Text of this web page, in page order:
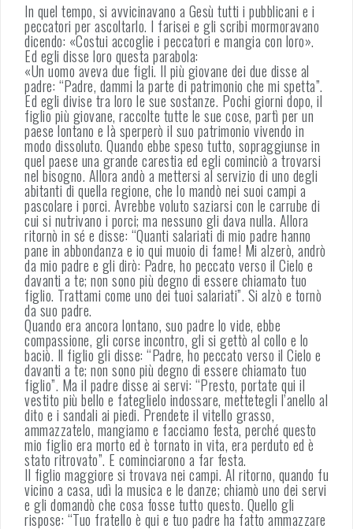
In quel tempo, si avvicinavano a Gesù tutti i pubblicani e i
peccatori per ascoltarlo. I farisei e gli scribi mormoravano
dicendo: «Costui accoglie i peccatori e mangia con loro».
Ed egli disse loro questa parabola:
«Un uomo aveva due figli. Il più giovane dei due disse al
padre: “Padre, dammi la parte di patrimonio che mi spetta”.
Ed egli divise tra loro le sue sostanze. Pochi giorni dopo, il
figlio più giovane, raccolte tutte le sue cose, partì per un
paese lontano e là sperperò il suo patrimonio vivendo in
modo dissoluto. Quando ebbe speso tutto, sopraggiunse in
quel paese una grande carestia ed egli cominciò a trovarsi
nel bisogno. Allora andò a mettersi al servizio di uno degli
abitanti di quella regione, che lo mandò nei suoi campi a
pascolare i porci. Avrebbe voluto saziarsi con le carrube di
cui si nutrivano i porci; ma nessuno gli dava nulla. Allora
ritornò in sé e disse: “Quanti salariati di mio padre hanno
pane in abbondanza e io qui muoio di fame! Mi alzerò, andrò
da mio padre e gli dirò: Padre, ho peccato verso il Cielo e
davanti a te; non sono più degno di essere chiamato tuo
figlio. Trattami come uno dei tuoi salariati”. Si alzò e tornò
da suo padre.
Quando era ancora lontano, suo padre lo vide, ebbe
compassione, gli corse incontro, gli si gettò al collo e lo
baciò. Il figlio gli disse: “Padre, ho peccato verso il Cielo e
davanti a te; non sono più degno di essere chiamato tuo
figlio”. Ma il padre disse ai servi: “Presto, portate qui il
vestito più bello e fateglielo indossare, mettetegli l’anello al
dito e i sandali ai piedi. Prendete il vitello grasso,
ammazzatelo, mangiamo e facciamo festa, perché questo
mio figlio era morto ed è tornato in vita, era perduto ed è
stato ritrovato”. E cominciarono a far festa.
Il figlio maggiore si trovava nei campi. Al ritorno, quando fu
vicino a casa, udì la musica e le danze; chiamò uno dei servi
e gli domandò che cosa fosse tutto questo. Quello gli
rispose: “Tuo fratello è qui e tuo padre ha fatto ammazzare